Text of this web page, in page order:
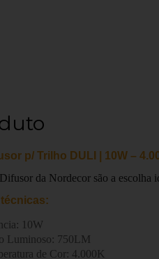
p/ Trilho DULI | 10W –
da Nordecor são a escolha
10W
Luminoso: 750LM
de Cor: 4.000K